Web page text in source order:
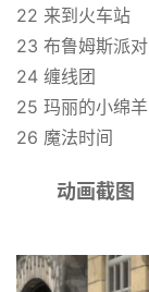
源
中
文
动
22 来到火车站
23 布鲁姆斯派对
24 缠线团
25 玛丽的小绵羊
26 魔法时间
动画截图